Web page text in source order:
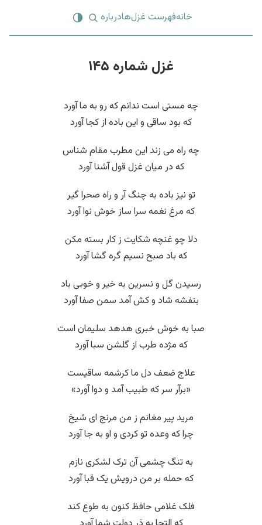
خانهفهرست غزل‌هادرباره
غزل شماره ۱۴۵
چه مستی است ندانم که رو به ما آورد
که بود ساقی و این باده از کجا آورد
چه راه می زند این مطرب مقام شناس
که در میان غزل قول آشنا آورد
تو نیز باده به چنگ آر و راه صحرا گیر
که مرغ نغمه سرا ساز خوش نوا آورد
دلا چو غنچه شکایت ز کار بسته مکن
که باد صبح نسیم گره گشا آورد
رسیدن گل و نسرین به خیر و خوبی باد
بنفشه شاد و کش آمد سمن صفا آورد
صبا به خوش خبری هدهد سلیمان است
که مژده طرب از گلشن سبا آورد
علاج ضعف دل ما کرشمه ساقیست
«برآر سر که طبیب آمد و دوا آورد»
مرید پیر مغانم ز من مرنج ای شیخ
چرا که وعده تو کردی و او به جا آورد
به تنگ چشمی آن ترک لشکری نازم
که حمله بر من درویش یک قبا آورد
فلک غلامی حافظ کنون به طوع کند